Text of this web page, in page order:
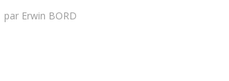
par Erwin BORD